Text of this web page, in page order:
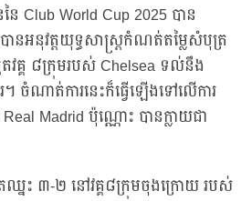
ៃ Club World Cup 2025 បាន
ានអនុវត្តយុទ្ធសាស្រ្តកំណត់តម្លៃសំបុត្រ
តវគ្គ ៨ក្រុមរបស់ Chelsea ទល់នឹង
ចំណាត់ការនេះក៏ធ្វើឡើងទៅលើការ
Madrid ប៉ុណ្ណោះ បានក្លាយជា
នះ ៣-២ នៅវគ្គ៨ក្រុមចុងក្រោយ របស់